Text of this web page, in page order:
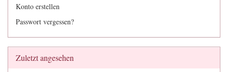
Konto erstellen
Passwort vergessen?
Zuletzt angesehen